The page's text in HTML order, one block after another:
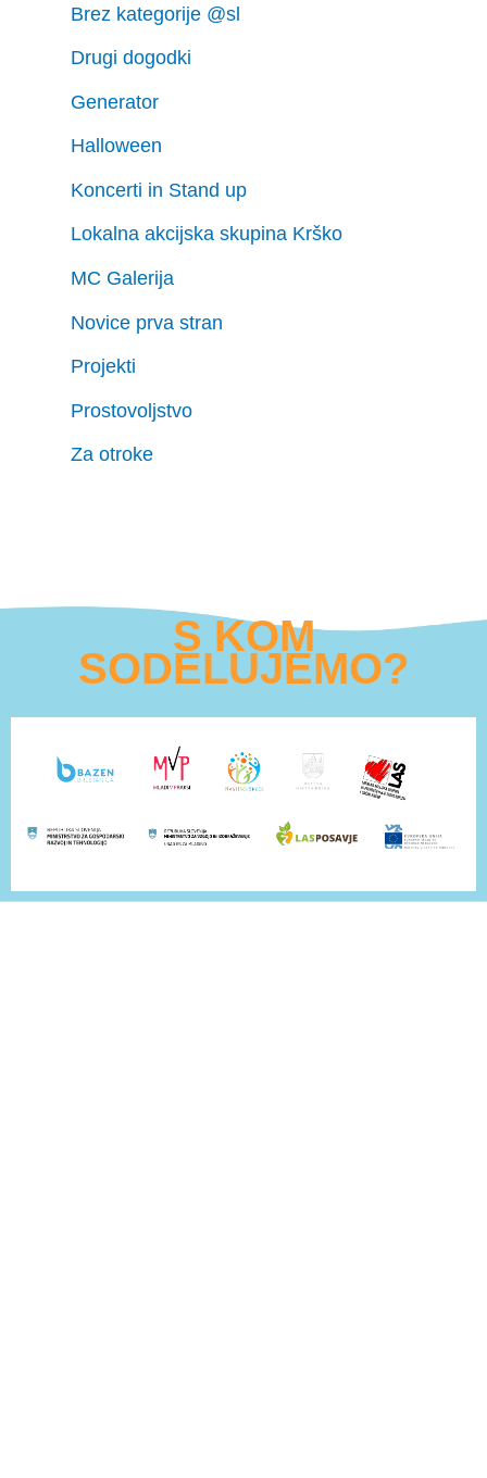
Brez kategorije @sl
Drugi dogodki
Generator
Halloween
Koncerti in Stand up
Lokalna akcijska skupina Krško
MC Galerija
Novice prva stran
Projekti
Prostovoljstvo
Za otroke
S KOM
SODELUJEMO?